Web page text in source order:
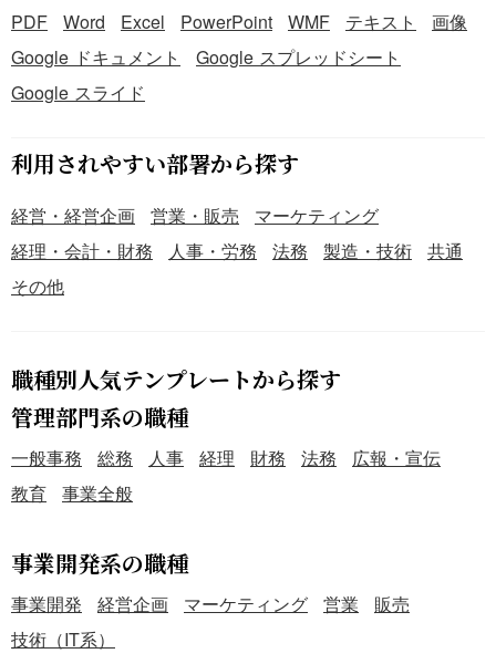
PDF Word Excel PowerPoint WMF テキスト
画像
Google ドキュメント
Google スプレッドシート
Google スライド
利用されやすい部署から探す
経営・経営企画 営業・販売
マーケティング
経理・会計・財務
人事・労務 法務 製造・技術
共通
その他
職種別人気テンプレートから探す
管理部門系の職種
一般事務 総務 人事 経理 財務 法務
広報・宣伝
教育
事業全般
事業開発系の職種
事業開発 経営企画 マーケティング 営業
販売
技術（IT系）